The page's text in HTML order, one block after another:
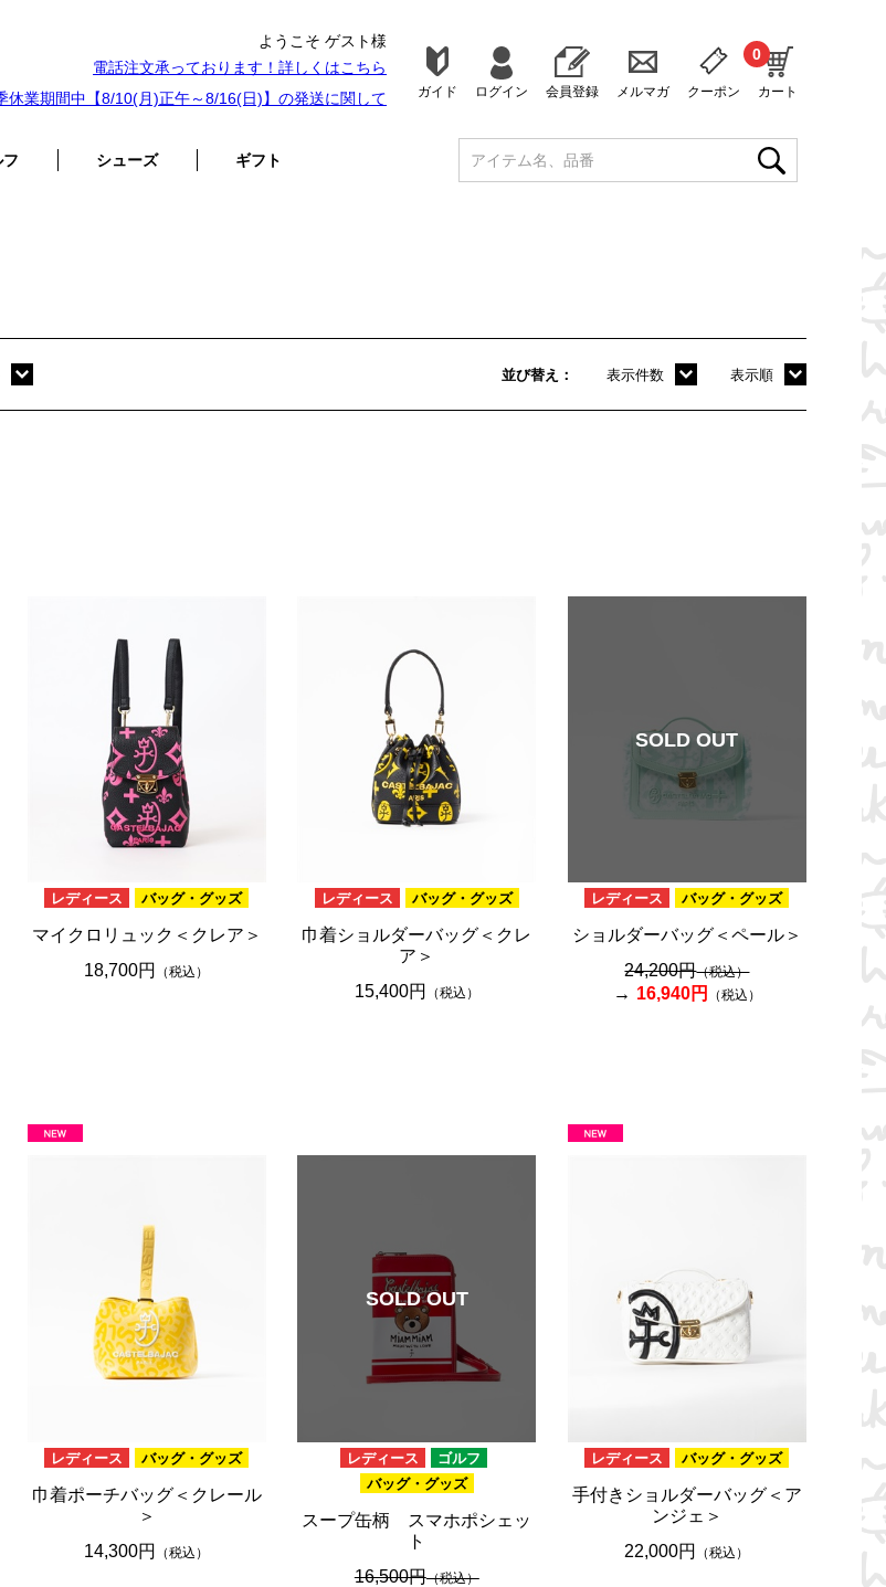
ようこそ ゲスト様
電話注文承っております！詳しくはこちら
休業期間中【8/10(月)正午～8/16(日)】の発送に関して
ガイド ログイン 会員登録 メルマガ クーポン カート
0
フ シューズ ギフト
並び替え 表示件数 表示順
レディース バッグ・グッズ
マイクロリュック＜クレア＞
18,700円
（税込）
レディース バッグ・グッズ
巾着ショルダーバッグ＜クレ
ア＞
15,400円
（税込）
SOLD OUT
レディース バッグ・グッズ
ショルダーバッグ＜ペール＞
24,200円（税込）
16,940円 （税込）
レディース バッグ・グッズ
巾着ポーチバッグ＜クレール
＞
14,300円
（税込）
SOLD OUT
レディース
ゴルフ
バッグ・グッズ
スープ缶柄 スマホポシェッ
ト
16,500円（税込）
レディース バッグ・グッズ
手付きショルダーバッグ＜ア
ンジェ＞
22,000円
（税込）